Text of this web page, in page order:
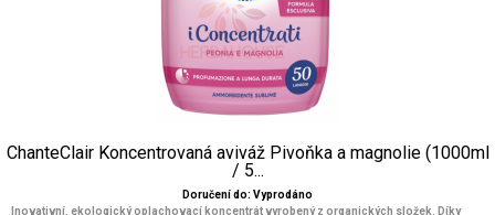
ChanteClair Koncentrovaná aviváž Pivoňka a magnolie (1000ml
/ 5...
Doručení do: Vyprodáno
Inovativní, ekologický oplachovací koncentrát vyrobený z organických složek. Díky